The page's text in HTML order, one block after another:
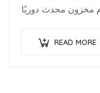
READ MORE